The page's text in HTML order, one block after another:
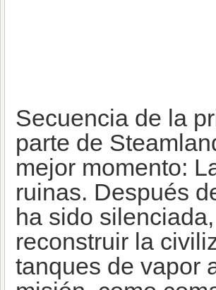
Secuencia de la
parte de
mejor momento:
ruinas. Después
ha sido
reconstruir la
tanques de vapor